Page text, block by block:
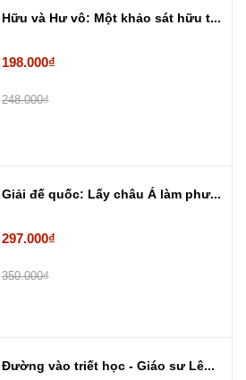
Hữu và Hư vô: Một khảo sát hữu t...
198.000₫
248.000₫
Giải đế quốc: Lấy châu Á làm phư...
297.000₫
350.000₫
Đường vào triết học - Giáo sư Lê...